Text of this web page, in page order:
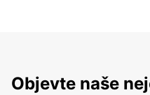
Objevte naše